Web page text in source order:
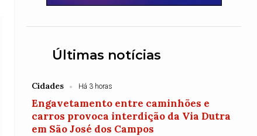
Últimas notícias
Cidades Há 3 horas
Engavetamento entre caminhões e
carros provoca interdição da Via Dutra
em São José dos Campos